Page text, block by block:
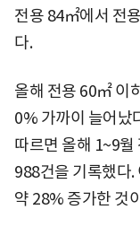
전용 84㎡에서 전
다.
올해 전용 60㎡ 이
0% 가까이 늘어났
따르면 올해 1~9
988건을 기록했다
약 28% 증가한 것